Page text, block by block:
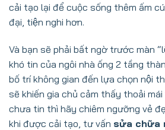
cải tạo lại để cuộc sống thêm ấm
đại, tiện nghi hơn.
Và bạn sẽ phải bất ngờ trước màn
khó tin của ngôi nhà ống 2 tầng
bố trí không gian đến lựa chọn nội
sẽ khiến gia chủ cảm thấy thoải mái
chưa tin thì hãy chiêm ngưỡng vẻ
khi được cải tạo, tư vấn sửa chữa